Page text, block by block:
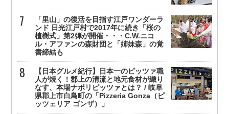
「里山」の復活を目指す江戸ワンダーラ
ンド 日光江戸村で2017年に続き「桜の
植樹式」第2弾が開催・・・C.W.ニコ
ル・アファンの森財団と「姉妹森」の覚
書締結も
【日本グルメ紀行】日本一のピッツァ職
人が焼く！郡上の清流と地元食材が織り
なす、本場ナポリピッツァとは？ / 岐阜
県郡上市白鳥町の「Pizzeria Gonza（ピ
ッツェリア ゴンザ）」